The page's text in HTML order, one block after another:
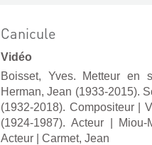
Canicule
Vidéo
Boisset, Yves. Metteur en
Herman, Jean (1933-2015).
(1932-2018). Compositeur|
(1924-1987). Acteur| Miou-
Acteur
Carmet, Jean